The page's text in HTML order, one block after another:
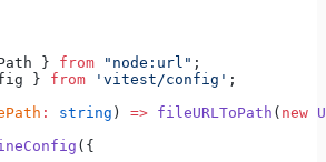
} from "node:url" ;
} from 'vitest/config' ;
: string ) => fileURLToPath ( new
({